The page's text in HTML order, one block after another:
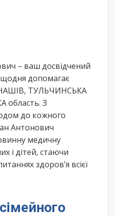
– ваш досвідчений
щодня допомагає
ТУЛЬЧИНСЬКА
область. З
до кожного
Антонович
медичну
і дітей, стаючи
здоров’я всієї